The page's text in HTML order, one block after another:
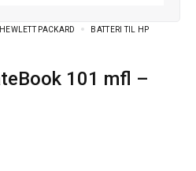
HEWLETT PACKARD
BATTERI TIL HP